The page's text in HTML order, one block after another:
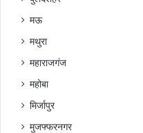
मऊ
मथुरा
महाराजगंज
महोबा
मिर्जापुर
मुजफ्फरनगर